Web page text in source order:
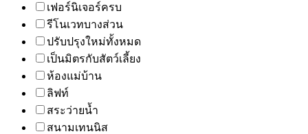
เฟอร์นิเจอร์ครบ
รีโนเวทบางส่วน
ปรับปรุงใหม่ทั้งหมด
เป็นมิตรกับสัตว์เลี้ยง
ห้องแม่บ้าน
ลิฟท์
สระว่ายน้ำ
สนามเทนนิส